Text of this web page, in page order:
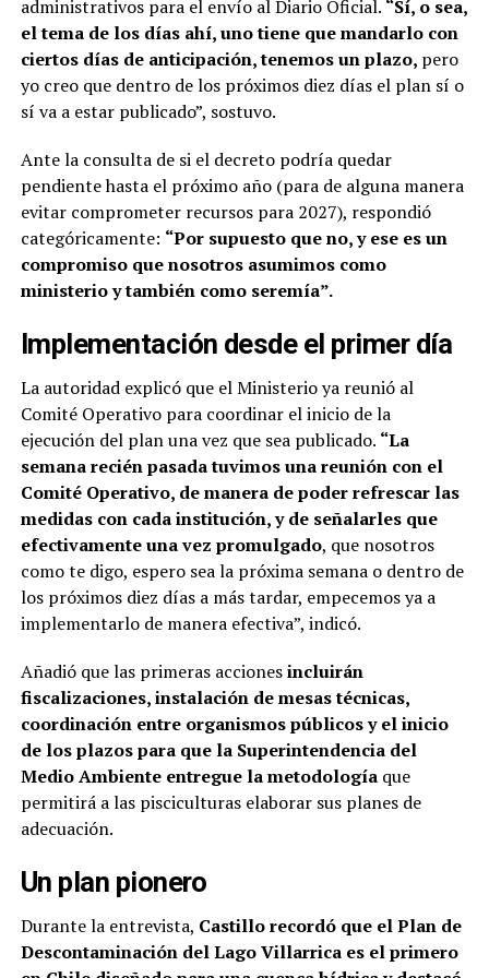
administrativos para el envío al Diario Oficial. “Sí, o sea,
el tema de los días ahí, uno tiene que mandarlo con
ciertos días de anticipación, tenemos un plazo, pero
yo creo que dentro de los próximos diez días el plan sí o
sí va a estar publicado”, sostuvo.
Ante la consulta de si el decreto podría quedar
pendiente hasta el próximo año (para de alguna manera
evitar comprometer recursos para 2027), respondió
categóricamente: “Por supuesto que no, y ese es un
compromiso que nosotros asumimos como
ministerio y también como seremía”.
Implementación desde el primer día
La autoridad explicó que el Ministerio ya reunió al
Comité Operativo para coordinar el inicio de la
ejecución del plan una vez que sea publicado. “La
semana recién pasada tuvimos una reunión con el
Comité Operativo, de manera de poder refrescar las
medidas con cada institución, y de señalarles que
efectivamente una vez promulgado, que nosotros
como te digo, espero sea la próxima semana o dentro de
los próximos diez días a más tardar, empecemos ya a
implementarlo de manera efectiva”, indicó.
Añadió que las primeras accionesincluirán
fiscalizaciones, instalación de mesas técnicas,
coordinación entre organismos públicos y el inicio
de los plazos para que la Superintendencia del
Medio Ambiente entregue la metodología que
permitirá a las pisciculturas elaborar sus planes de
adecuación.
Un plan pionero
Durante la entrevista, Castillo recordó que el Plan de
Descontaminación del Lago Villarrica es el primero